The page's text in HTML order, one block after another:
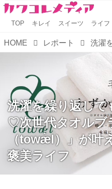
TOP キレイ スイーツ ライフ
HOME レポート
洗濯を繰り返し
♡次世代タオルブ
（towæ̀l）」が叶
褒美ライフ